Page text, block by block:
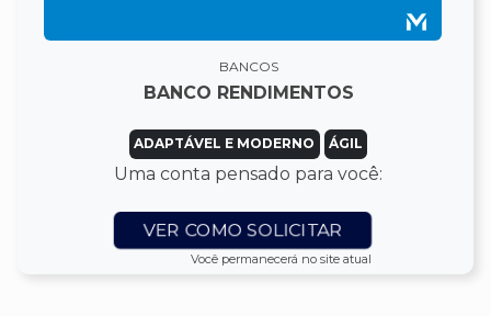
BANCOS
BANCO RENDIMENTOS
ADAPTÁVEL E MODERNO ÁGIL
Uma conta pensado para você:
VER COMO SOLICITAR
Você permanecerá no site atual